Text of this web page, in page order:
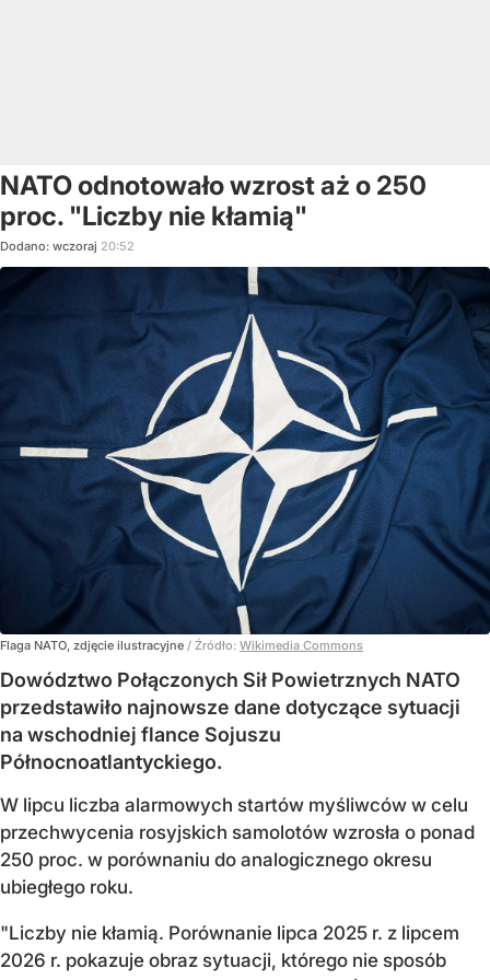
NATO odnotowało wzrost aż o 250
proc. "Liczby nie kłamią"
Dodano: wczoraj 20:52
Flaga NATO, zdjęcie ilustracyjne / Źródło: Wikimedia Commons
Dowództwo Połączonych Sił Powietrznych NATO
przedstawiło najnowsze dane dotyczące sytuacji
na wschodniej flance Sojuszu
Północnoatlantyckiego.
W lipcu liczba alarmowych startów myśliwców w celu
przechwycenia rosyjskich samolotów wzrosła o ponad
250 proc. w porównaniu do analogicznego okresu
ubiegłego roku.
"Liczby nie kłamią. Porównanie lipca 2025 r. z lipcem
2026 r. pokazuje obraz sytuacji, którego nie sposób